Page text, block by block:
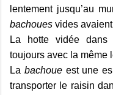
lentement jusqu’au
bachoues vides
La hotte vidée
toujours avec la même
La bachoue est une
transporter le raisin